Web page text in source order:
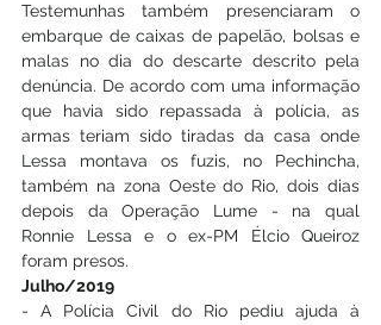
Testemunhas também presenciaram o
embarque de caixas de papelão, bolsas e
malas no dia do descarte descrito pela
denúncia. De acordo com uma informação
que havia sido repassada à polícia, as
armas teriam sido tiradas da casa onde
Lessa montava os fuzis, no Pechincha,
também na zona Oeste do Rio, dois dias
depois da Operação Lume - na qual
Ronnie Lessa e o ex-PM Élcio Queiroz
foram presos.
Julho/2019
- A Polícia Civil do Rio pediu ajuda à